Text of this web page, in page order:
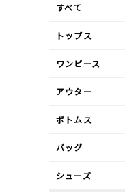
すべて
トップス
ワンピース
アウター
ボトムス
バッグ
シューズ